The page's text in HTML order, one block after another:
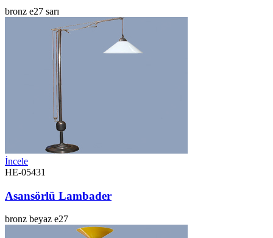
bronz e27 sarı
İncele
HE-05431
Asansörlü Lambader
bronz beyaz e27